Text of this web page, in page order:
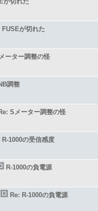
FUSEが切れた
ーター調整の怪
調整
Sメーター調整の怪
R-1000の受信感度
R-1000の負電源
Re: R-1000の負電源